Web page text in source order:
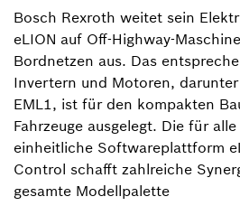
Bosch Rexroth weitet sein
eLION auf Off-Highway-
Bordnetzen aus. Das
Invertern und Motoren,
EML1, ist für den kompakten
Fahrzeuge ausgelegt. Die für
einheitliche Softwareplattform
Control schafft zahlreiche
gesamte Modellpalette